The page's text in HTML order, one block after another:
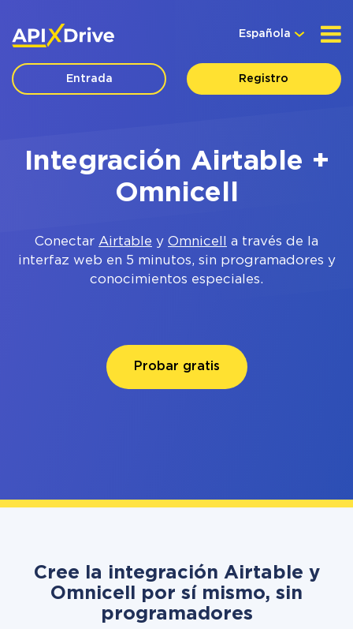
Española
Entrada Registro
Integración Airtable +
Omnicell
Conectar Airtable y Omnicell
a través de la
interfaz web en 5 minutos, sin programadores y
conocimientos especiales.
Probar gratis
Cree la integración Airtable y
Omnicell por sí mismo, sin
programadores